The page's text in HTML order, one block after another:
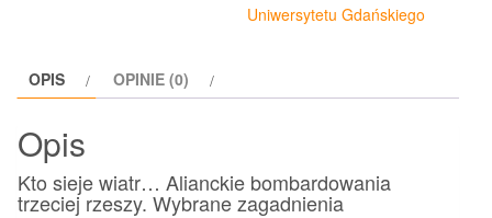
Uniwersytetu Gdańskiego
OPIS OPINIE (0)
Opis
Kto sieje wiatr… Alianckie bombardowania
trzeciej rzeszy. Wybrane zagadnienia